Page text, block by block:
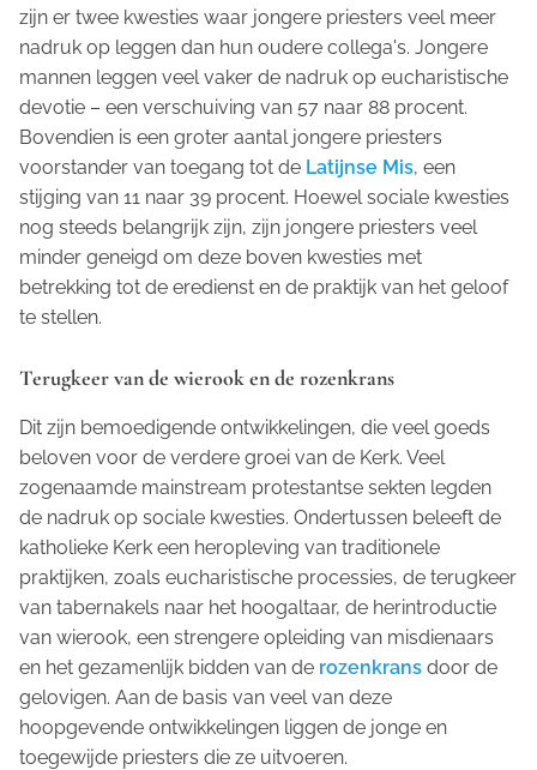
zijn er twee kwesties waar jongere priesters veel meer
nadruk op leggen dan hun oudere collega's. Jongere
mannen leggen veel vaker de nadruk op eucharistische
devotie – een verschuiving van 57 naar 88 procent.
Bovendien is een groter aantal jongere priesters
voorstander van toegang tot de Latijnse Mis, een
stijging van 11 naar 39 procent. Hoewel sociale kwesties
nog steeds belangrijk zijn, zijn jongere priesters veel
minder geneigd om deze boven kwesties met
betrekking tot de eredienst en de praktijk van het geloof
te stellen.
Terugkeer van de wierook en de rozenkrans
Dit zijn bemoedigende ontwikkelingen, die veel goeds
beloven voor de verdere groei van de Kerk. Veel
zogenaamde mainstream protestantse sekten legden
de nadruk op sociale kwesties. Ondertussen beleeft de
katholieke Kerk een heropleving van traditionele
praktijken, zoals eucharistische processies, de terugkeer
van tabernakels naar het hoogaltaar, de herintroductie
van wierook, een strengere opleiding van misdienaars
en het gezamenlijk bidden van de rozenkrans door de
gelovigen. Aan de basis van veel van deze
hoopgevende ontwikkelingen liggen de jonge en
toegewijde priesters die ze uitvoeren.